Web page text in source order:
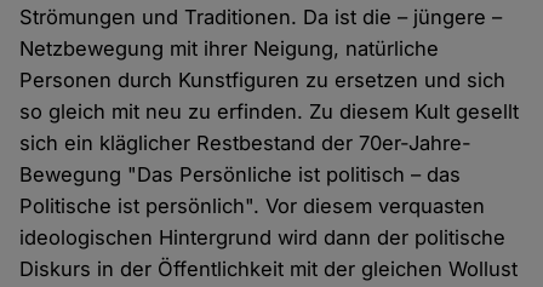
Strömungen und Traditionen. Da ist die – jüngere –
Netzbewegung mit ihrer Neigung, natürliche
Personen durch Kunstfiguren zu ersetzen und sich
so gleich mit neu zu erfinden. Zu diesem Kult gesellt
sich ein kläglicher Restbestand der 70er-Jahre-
Bewegung "Das Persönliche ist politisch – das
Politische ist persönlich". Vor diesem verquasten
ideologischen Hintergrund wird dann der politische
Diskurs in der Öffentlichkeit mit der gleichen Wollust